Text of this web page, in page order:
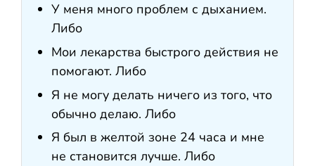
У меня много проблем с дыханием.
Либо
Мои лекарства быстрого действия не
помогают. Либо
Я не могу делать ничего из того, что
обычно делаю. Либо
Я был в желтой зоне 24 часа и мне
не становится лучше. Либо